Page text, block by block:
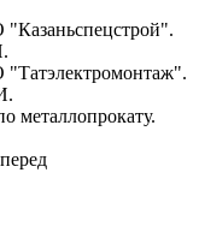
металлопрокату.